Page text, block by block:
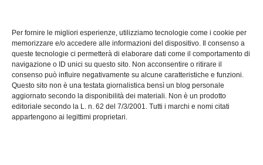
Per fornire le migliori esperienze, utilizziamo tecnologie come i cookie per
memorizzare e/o accedere alle informazioni del dispositivo. Il consenso a
queste tecnologie ci permetterà di elaborare dati come il comportamento di
navigazione o ID unici su questo sito. Non acconsentire o ritirare il
consenso può influire negativamente su alcune caratteristiche e funzioni.
Questo sito non è una testata giornalistica bensì un blog personale
aggiornato secondo la disponibilità dei materiali. Non è un prodotto
editoriale secondo la L. n. 62 del 7/3/2001. Tutti i marchi e nomi citati
appartengono ai legittimi proprietari.
Software manutenzioni:
guida pratica alla scelta
efficace
LUG 17, 2026 ADMIN